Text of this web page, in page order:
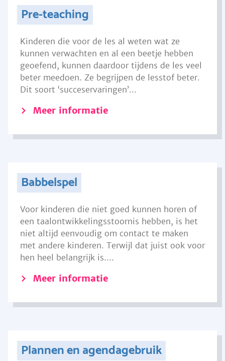
Pre-teaching
Kinderen die voor de les al weten wat ze
kunnen verwachten en al een beetje hebben
geoefend, kunnen daardoor tijdens de les veel
beter meedoen. Ze begrijpen de lesstof beter.
Dit soort ‘succeservaringen’...
Meer informatie
Babbelspel
Voor kinderen die niet goed kunnen horen of
een taalontwikkelingsstoornis hebben, is het
niet altijd eenvoudig om contact te maken
met andere kinderen. Terwijl dat juist ook voor
hen heel belangrijk is....
Meer informatie
Plannen en agendagebruik